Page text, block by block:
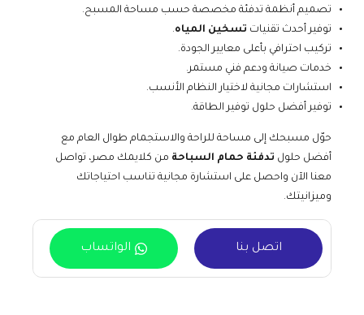
تصميم أنظمة تدفئة مخصصة حسب مساحة المسبح.
توفير أحدث تقنيات تسخين المياه.
تركيب احترافي بأعلى معايير الجودة.
خدمات صيانة ودعم فني مستمر.
استشارات مجانية لاختيار النظام الأنسب.
توفير أفضل حلول توفير الطاقة.
حوّل مسبحك إلى مساحة للراحة والاستجمام طوال العام مع
أفضل حلول تدفئة حمام السباحة من كلايمك مصر، تواصل
معنا الآن واحصل على استشارة مجانية تناسب احتياجاتك
وميزانيتك.
اتصل بنا الواتساب